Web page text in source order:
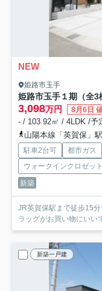
NEW
姫路市玉手
姫路市玉手１期（全3
3,098万円 8月6日
- / 103.92㎡ / 4LDK /予
山陽本線「英賀保」
駐車2台可 都市ガス
ウォークインクロゼット
新築
JR英賀保駅まで徒歩15
ラッグがお買い物にいい
新築一戸建